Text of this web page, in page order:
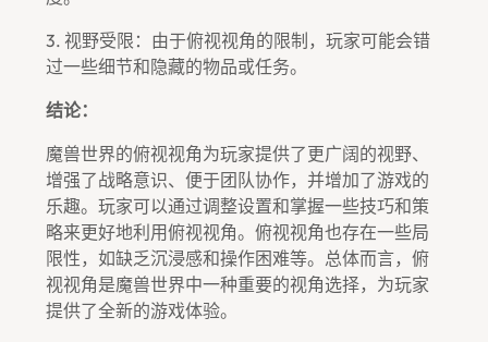
3. 视野受限：由于俯视视角的限制，玩家可能会错
过一些细节和隐藏的物品或任务。
结论：
魔兽世界的俯视视角为玩家提供了更广阔的视野、
增强了战略意识、便于团队协作，并增加了游戏的
乐趣。玩家可以通过调整设置和掌握一些技巧和策
略来更好地利用俯视视角。俯视视角也存在一些局
限性，如缺乏沉浸感和操作困难等。总体而言，俯
视视角是魔兽世界中一种重要的视角选择，为玩家
提供了全新的游戏体验。